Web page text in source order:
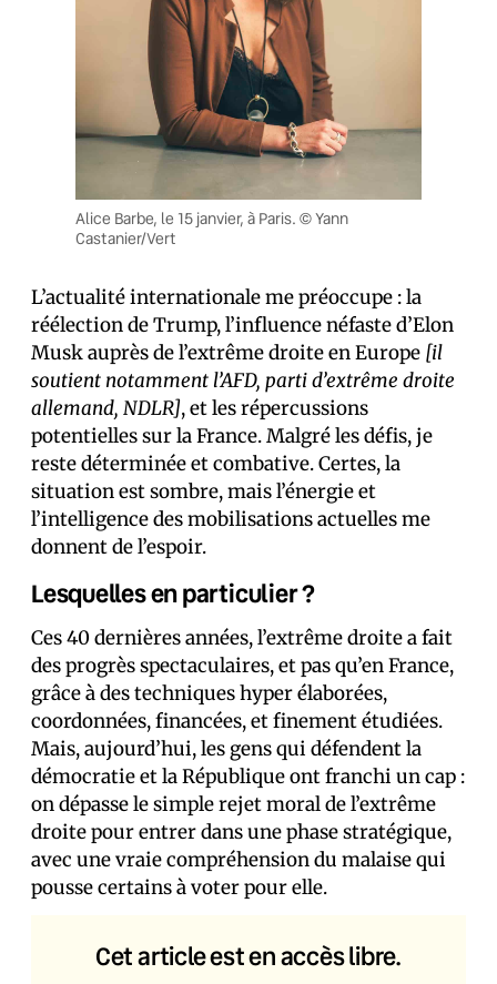
Alice Barbe, le 15 janvier, à Paris. © Yann
Castanier/Vert
L’actualité internationale me préoccupe : la
réélection de Trump, l’influence néfaste d’Elon
Musk auprès de l’extrême droite en Europe [il
soutient notamment l’AFD, parti d’extrême droite
allemand, NDLR], et les répercussions
potentielles sur la France. Malgré les défis, je
reste déterminée et combative. Certes, la
situation est sombre, mais l’énergie et
l’intelligence des mobilisations actuelles me
donnent de l’espoir.
Lesquelles en particulier ?
Ces 40 dernières années, l’extrême droite a fait
des progrès spectaculaires, et pas qu’en France,
grâce à des techniques hyper élaborées,
coordonnées, financées, et finement étudiées.
Mais, aujourd’hui, les gens qui défendent la
démocratie et la République ont franchi un cap :
on dépasse le simple rejet moral de l’extrême
droite pour entrer dans une phase stratégique,
avec une vraie compréhension du malaise qui
pousse certains à voter pour elle.
Cet article est en accès libre.